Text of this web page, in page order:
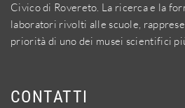
Civico di Rovereto. La ricerca e la
laboratori rivolti alle scuole,
priorità di uno dei musei scientifici
CONTATTI